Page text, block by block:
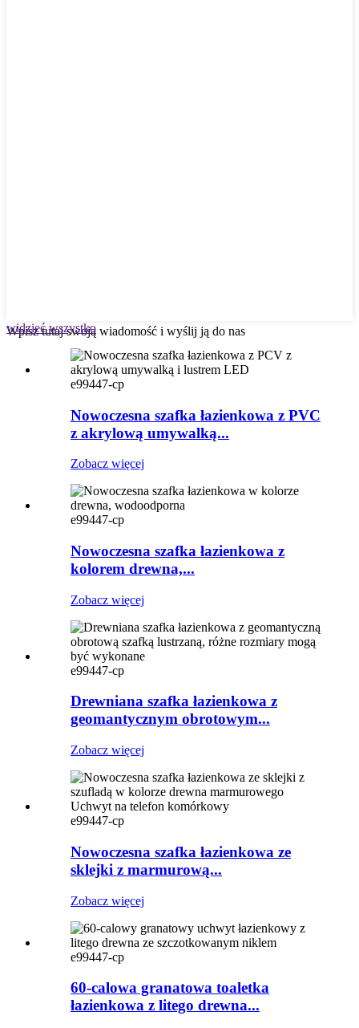
Wpisz tutaj swoją wiadomość i wyślij ją do nas
widzieć wszystko
e99447-cp
Nowoczesna szafka łazienkowa z PVC
z akrylową umywalką...
Zobacz więcej
e99447-cp
Nowoczesna szafka łazienkowa z
kolorem drewna,...
Zobacz więcej
e99447-cp
Drewniana szafka łazienkowa z
geomantycznym obrotowym...
Zobacz więcej
e99447-cp
Nowoczesna szafka łazienkowa ze
sklejki z marmurową...
Zobacz więcej
e99447-cp
60-calowa granatowa toaletka
łazienkowa z litego drewna...